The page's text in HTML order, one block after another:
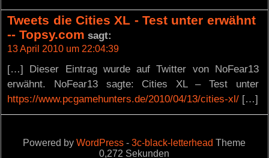
Tweets die Cities XL - Test unter erwähnt
-- Topsy.com sagt:
13 April 2010 um 22:04:39
[…] Dieser Eintrag wurde auf Twitter von NoFear13
erwähnt. NoFear13 sagte: Cities XL – Test unter
https://www.pcgamehunters.de/2010/04/13/cities-xl/ […]
Powered byWordPress -3c-black-letterhead Theme
0,272 Sekunden